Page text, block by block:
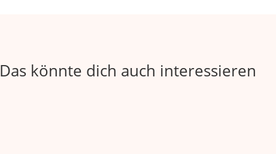
Das könnte dich auch interessieren